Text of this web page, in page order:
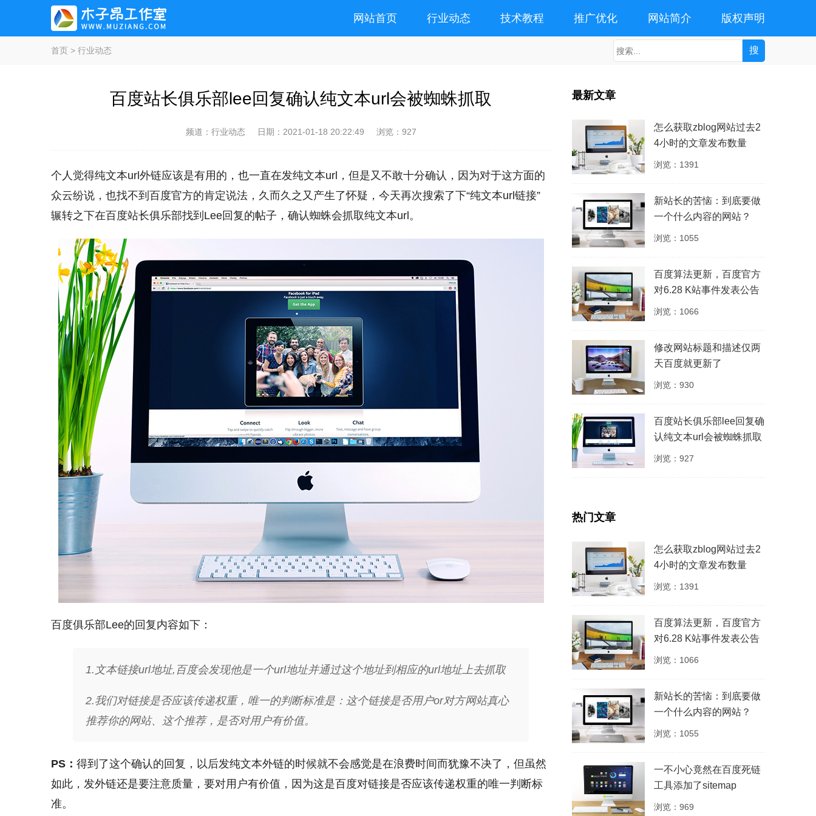
网站首页 行业动态 技术教程 推广优化 网站简介 版权声明
首页 > 行业动态
百度站长俱乐部lee回复确认纯文本url会被蜘蛛抓取
频道： 行业动态 日期： 2021-01-18 20:22:49 浏览：927
个人觉得纯文本url外链应该是有用的，也一直在发纯文本url，但是又不敢十分确认，因为对于这方面的
众云纷说，也找不到百度官方的肯定说法，久而久之又产生了怀疑，今天再次搜索了下“纯文本url链接”
辗转之下在百度站长俱乐部找到Lee回复的帖子，确认蜘蛛会抓取纯文本url。
百度俱乐部Lee的回复内容如下：
1.文本链接url地址,百度会发现他是一个url地址并通过这个地址到相应的url地址上去抓取
2.我们对链接是否应该传递权重，唯一的判断标准是：这个链接是否用户or对方网站真心
推荐你的网站、这个推荐，是否对用户有价值。
PS： 得到了这个确认的回复，以后发纯文本外链的时候就不会感觉是在浪费时间而犹豫不决了，但虽然
如此，发外链还是要注意质量，要对用户有价值，因为这是百度对链接是否应该传递权重的唯一判断标
准。
最新文章
怎么获取zblog网站过去2
4小时的文章发布数量
浏览：1391
新站长的苦恼：到底要做
一个什么内容的网站？
浏览：1055
百度算法更新，百度官方
对6.28 K站事件发表公告
浏览：1066
修改网站标题和描述仅两
天百度就更新了
浏览：930
百度站长俱乐部lee回复确
认纯文本url会被蜘蛛抓取
浏览：927
热门文章
怎么获取zblog网站过去2
4小时的文章发布数量
浏览：1391
百度算法更新，百度官方
对6.28 K站事件发表公告
浏览：1066
新站长的苦恼：到底要做
一个什么内容的网站？
浏览：1055
一不小心竟然在百度死链
工具添加了sitemap
浏览：969